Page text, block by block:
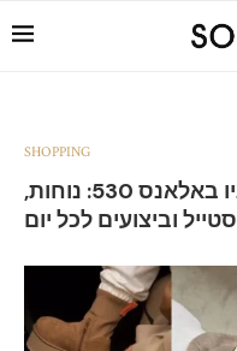
SHOPPING
המדריך המלא לבחירת נעלי ניו באלאנס 530: נוחות,
סטייל וביצועים לכל יום